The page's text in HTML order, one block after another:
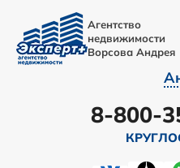
Агентство
недвижимости
Ворсова Андрея
8-800-